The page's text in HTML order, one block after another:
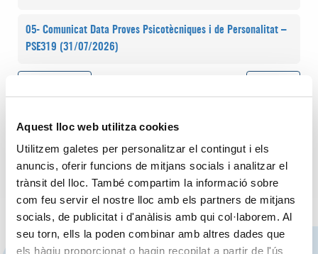
Aquest lloc web utilitza cookies
Utilitzem galetes per personalitzar el contingut i els
anuncis, oferir funcions de mitjans socials i analitzar el
trànsit del lloc. També compartim la informació sobre
com feu servir el nostre lloc amb els partners de mitjans
socials, de publicitat i d'anàlisis amb qui col·laborem. Al
seu torn, ells la poden combinar amb altres dades que
els hàgiu proporcionat o hagin recopilat a partir de l'ús
05- Comunicat Data Proves Psicotècniques i de Personalitat –
PSE319 (31/07/2026)
Post navigation
Previous Post
Ambient
Next Post
Manteniment i Instal·lacions